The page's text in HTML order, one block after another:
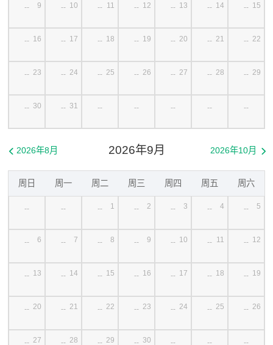
-- 9 -- 10 -- 11 -- 12 -- 13 -- 14 -- 15
-- 16 -- 17 -- 18 -- 19 -- 20 -- 21 -- 22
-- 23 -- 24 -- 25 -- 26 -- 27 -- 28 -- 29
-- 30 -- 31 -- -- -- -- --
2026年9月
 2026年8月 2026年10月 
周日 周一 周二 周三 周四 周五 周六
-- -- -- 1 -- 2 -- 3 -- 4 -- 5
-- 6 -- 7 -- 8 -- 9 -- 10 -- 11 -- 12
-- 13 -- 14 -- 15 -- 16 -- 17 -- 18 -- 19
-- 20 -- 21 -- 22 -- 23 -- 24 -- 25 -- 26
-- 27 -- 28 -- 29 -- 30 -- -- --